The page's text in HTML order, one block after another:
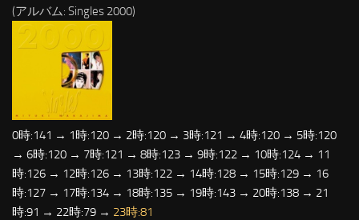
(アルバム: Singles 2000)
0時:141 → 1時:120 → 2時:120 → 3時:121 → 4時:120 → 5時:120
→ 6時:120 → 7時:121 → 8時:123 → 9時:122 → 10時:124 → 11
時:126 → 12時:126 → 13時:122 → 14時:128 → 15時:129 → 16
時:127 → 17時:134 → 18時:135 → 19時:143 → 20時:138 → 21
時:91 → 22時:79 → 23時:81